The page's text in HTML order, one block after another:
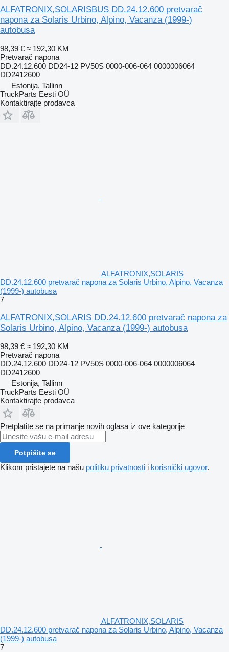
ALFATRONIX,SOLARISBUS DD.24.12.600 pretvarač
napona za Solaris Urbino, Alpino, Vacanza (1999-)
autobusa
98,39 € ≈ 192,30 KM
Pretvarač napona
DD.24.12.600 DD24-12 PV50S 0000-006-064 0000006064
DD2412600
Estonija, Tallinn
TruckParts Eesti OÜ
Kontaktirajte prodavca
ALFATRONIX,SOLARIS
DD.24.12.600 pretvarač napona za Solaris Urbino, Alpino, Vacanza
(1999-) autobusa
7
ALFATRONIX,SOLARIS DD.24.12.600 pretvarač napona za
Solaris Urbino, Alpino, Vacanza (1999-) autobusa
98,39 € ≈ 192,30 KM
Pretvarač napona
DD.24.12.600 DD24-12 PV50S 0000-006-064 0000006064
DD2412600
Estonija, Tallinn
TruckParts Eesti OÜ
Kontaktirajte prodavca
Pretplatite se na primanje novih oglasa iz ove kategorije
Potpišite se
Klikom pristajete na našu politiku privatnosti i korisnički ugovor.
ALFATRONIX,SOLARIS
DD.24.12.600 pretvarač napona za Solaris Urbino, Alpino, Vacanza
(1999-) autobusa
7